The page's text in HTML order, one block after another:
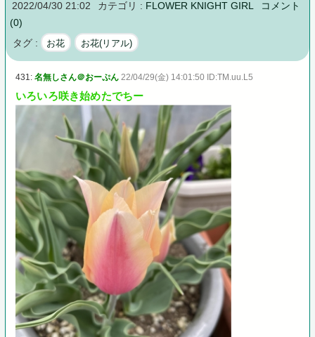
2022/04/30 21:02 カテゴリ : FLOWER KNIGHT GIRL
コメント
(0)
タグ :
お花 お花(リアル)
431:名無しさん＠おーぷん 22/04/29(金) 14:01:50 ID:TM.uu.L5
いろいろ咲き始めたでちー